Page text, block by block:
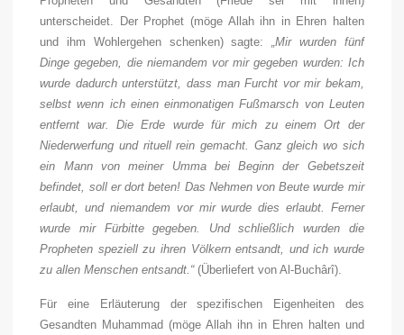
unterscheidet. Der Prophet (möge Allah ihn in Ehren halten
und ihm Wohlergehen schenken) sagte:„Mir wurden fünf
Dinge gegeben, die niemandem vor mir gegeben wurden: Ich
wurde dadurch unterstützt, dass man Furcht vor mir bekam,
selbst wenn ich einen einmonatigen Fußmarsch von Leuten
entfernt war. Die Erde wurde für mich zu einem Ort der
Niederwerfung und rituell rein gemacht. Ganz gleich wo sich
ein Mann von meiner Umma bei Beginn der Gebetszeit
befindet, soll er dort beten! Das Nehmen von Beute wurde mir
erlaubt, und niemandem vor mir wurde dies erlaubt. Ferner
wurde mir Fürbitte gegeben. Und schließlich wurden die
Propheten speziell zu ihren Völkern entsandt, und ich wurde
zu allen Menschen entsandt.“(Überliefert von Al-Buchârî).
Für eine Erläuterung der spezifischen Eigenheiten des
Gesandten Muhammad (möge Allah ihn in Ehren halten und